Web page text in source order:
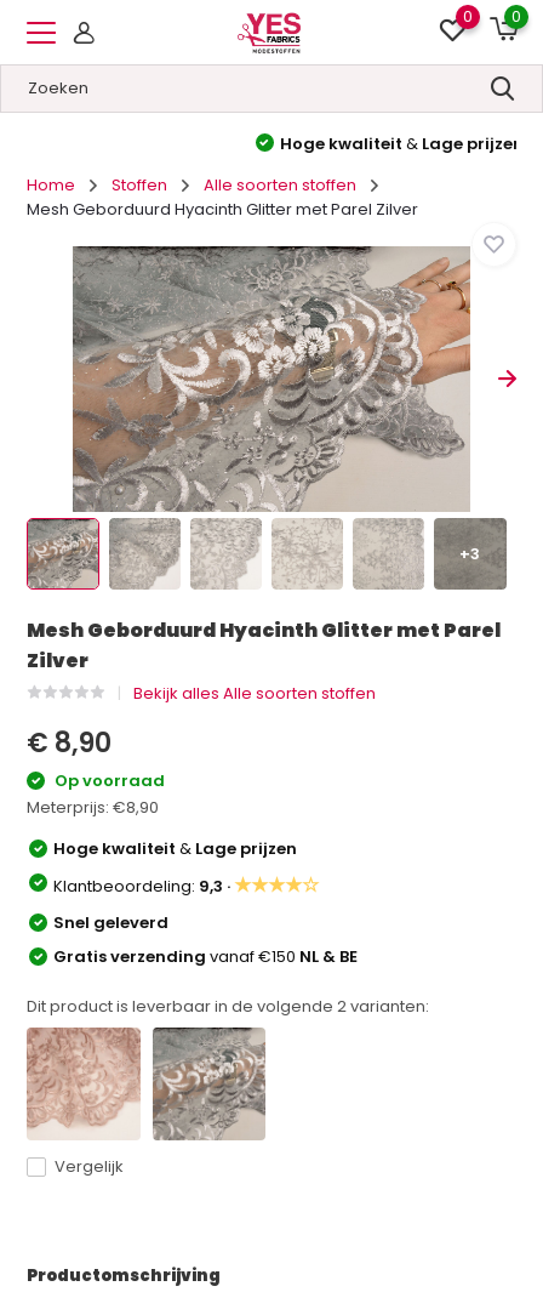
0 0
Hoge kwaliteit&Lage prijzen
Home
Stoffen
Alle soorten stoffen
Mesh Geborduurd Hyacinth Glitter met Parel Zilver
+3
Mesh Geborduurd Hyacinth Glitter met Parel
Zilver
Bekijk alles Alle soorten stoffen
€ 8,90
Op voorraad
Meterprijs:€8,90
Hoge kwaliteit& Lage prijzen
Klantbeoordeling: 9,3 ·★★★★☆
Snel geleverd
Gratis verzendingvanaf €150 NL & BE
Dit product is leverbaar in de volgende2varianten:
Vergelijk
Productomschrijving